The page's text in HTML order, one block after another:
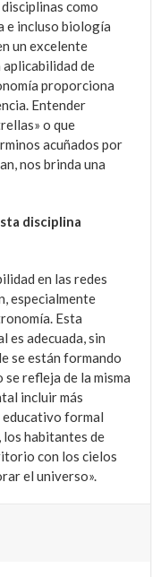
como
e incluso biología
un excelente
de
proporciona
Entender
o que
acuñados por
nos brinda una
disciplina
en las redes
especialmente
Esta
es adecuada, sin
se están formando
refleja de la misma
incluir más
educativo formal
los habitantes de
con los cielos
el universo».